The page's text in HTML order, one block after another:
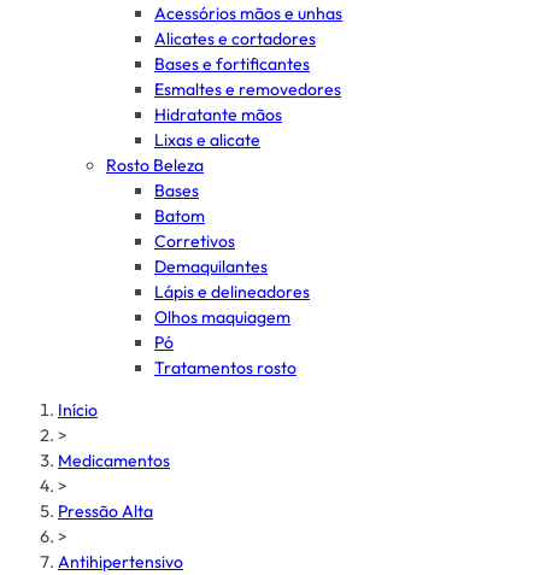
Acessórios mãos e unhas
Alicates e cortadores
Bases e fortificantes
Esmaltes e removedores
Hidratante mãos
Lixas e alicate
Rosto Beleza
Bases
Batom
Corretivos
Demaquilantes
Lápis e delineadores
Olhos maquiagem
Pó
Tratamentos rosto
Início
>
Medicamentos
>
Pressão Alta
>
Antihipertensivo